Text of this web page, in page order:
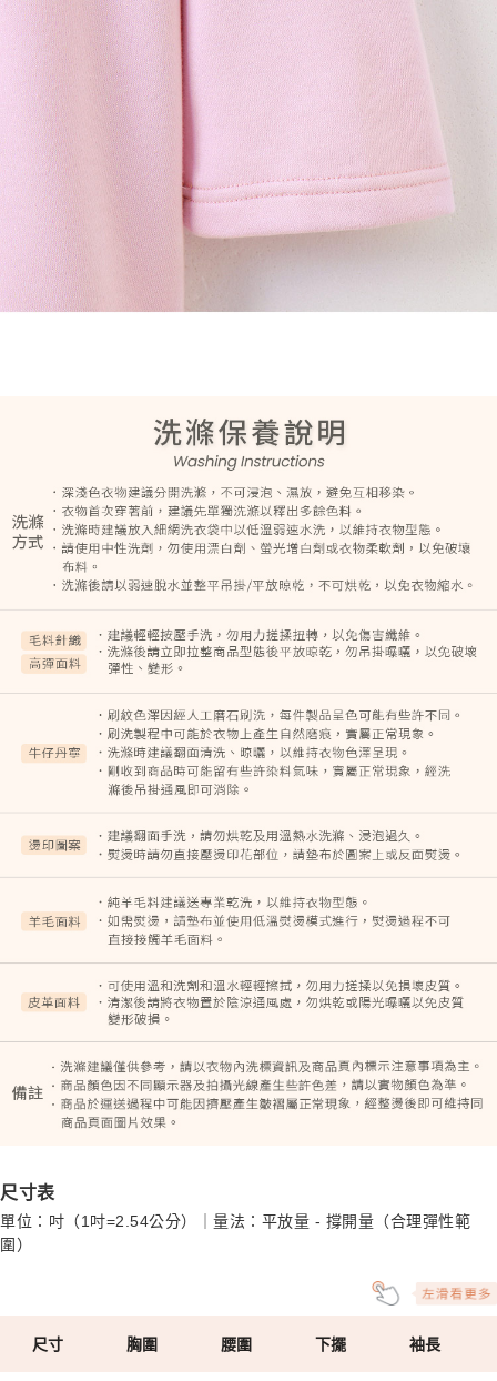
尺寸表
單位：吋（1吋=2.54公分）｜量法：平放量 - 撐開量（合理彈性範
圍）
尺寸 胸圍 腰圍 下擺 袖長